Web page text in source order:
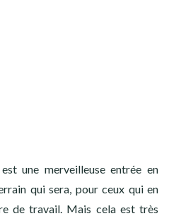
une merveilleuse entrée en
qui sera, pour ceux qui en
de travail. Mais cela est très